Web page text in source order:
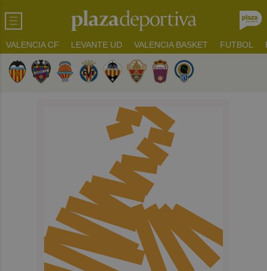
VALENCIA CF LEVANTE UD VALENCIA BASKET FUTBOL